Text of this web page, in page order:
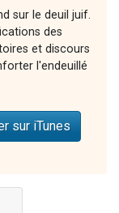
sur le deuil juif.
des
et discours
l'endeuillé
sur iTunes